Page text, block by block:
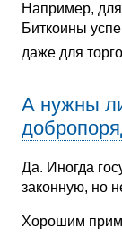
Например, для
Биткоины
даже для
А нужны
Да. Иногда
законную, но
Хорошим